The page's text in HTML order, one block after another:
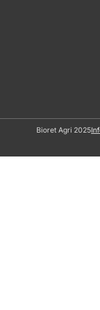
Bioret Agri 2025